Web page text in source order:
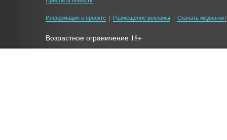
Информация о проекте Размещение рекламы Скачать медиа-кит
Возрастное ограничение 18+